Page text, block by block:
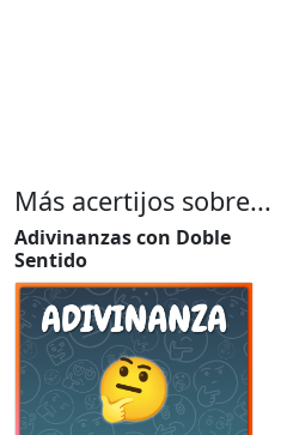
Más acertijos sobre...
Adivinanzas con Doble
Sentido